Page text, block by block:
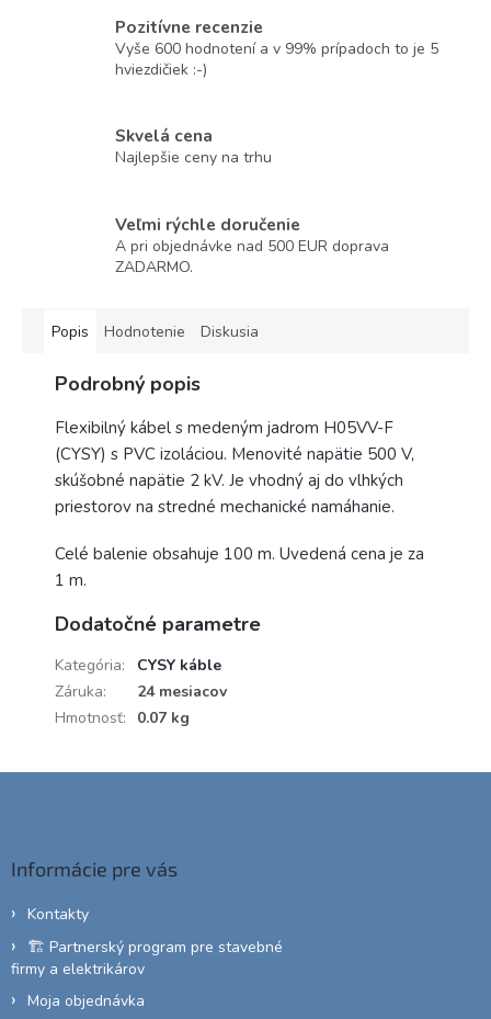
Pozitívne recenzie
Vyše 600 hodnotení a v 99% prípadoch to je 5
hviezdičiek :-)
Skvelá cena
Najlepšie ceny na trhu
Veľmi rýchle doručenie
A pri objednávke nad 500 EUR doprava
ZADARMO.
Popis Hodnotenie Diskusia
Podrobný popis
Flexibilný kábel s medeným jadrom H05VV-F
(CYSY) s PVC izoláciou. Menovité napätie 500 V,
skúšobné napätie 2 kV. Je vhodný aj do vlhkých
priestorov na stredné mechanické namáhanie.
Celé balenie obsahuje 100 m. Uvedená cena je za
1 m.
Dodatočné parametre
Kategória:
CYSY káble
Záruka:
24 mesiacov
Hmotnosť: 0.07 kg
Informácie pre vás
Kontakty
🏗️ Partnerský program pre stavebné
firmy a elektrikárov
Moja objednávka